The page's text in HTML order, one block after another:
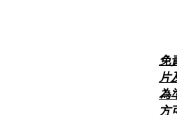
免
片
為
方